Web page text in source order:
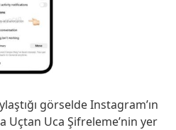
görselde Instagram’ın
Uçtan Uca Şifreleme’nin yer